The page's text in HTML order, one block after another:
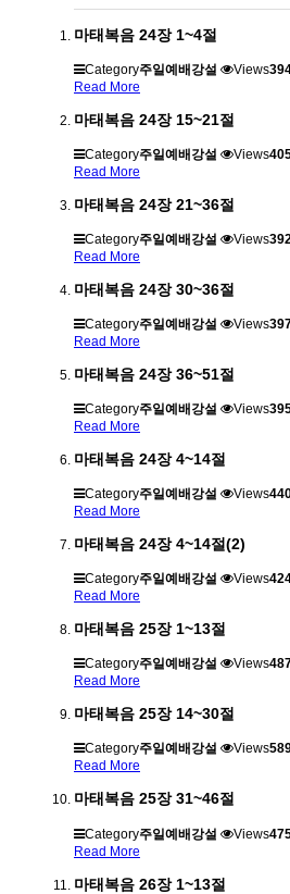
마태복음 24장 1~4절
Category주일예배강설 Views
Read More
마태복음 24장 15~21절
Category주일예배강설 Views
Read More
마태복음 24장 21~36절
Category주일예배강설 Views
Read More
마태복음 24장 30~36절
Category주일예배강설 Views
Read More
마태복음 24장 36~51절
Category주일예배강설 Views
Read More
마태복음 24장 4~14절
Category주일예배강설 Views
Read More
마태복음 24장 4~14절(2)
Category주일예배강설 Views
Read More
마태복음 25장 1~13절
Category주일예배강설 Views
Read More
마태복음 25장 14~30절
Category주일예배강설 Views
Read More
마태복음 25장 31~46절
Category주일예배강설 Views
Read More
마태복음 26장 1~13절